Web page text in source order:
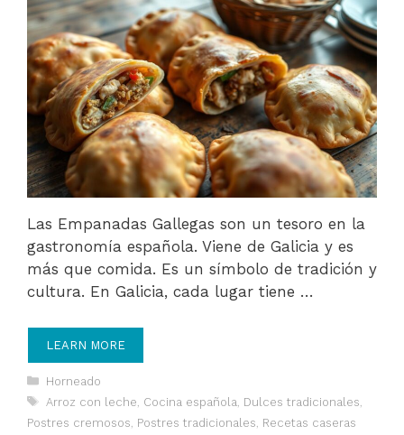
Las Empanadas Gallegas son un tesoro en la
gastronomía española. Viene de Galicia y es
más que comida. Es un símbolo de tradición y
cultura. En Galicia, cada lugar tiene …
LEARN MORE
Categories
Horneado
Tags
Arroz con leche Cocina española Dulces tradicionales
Postres cremosos Postres tradicionales Recetas caseras